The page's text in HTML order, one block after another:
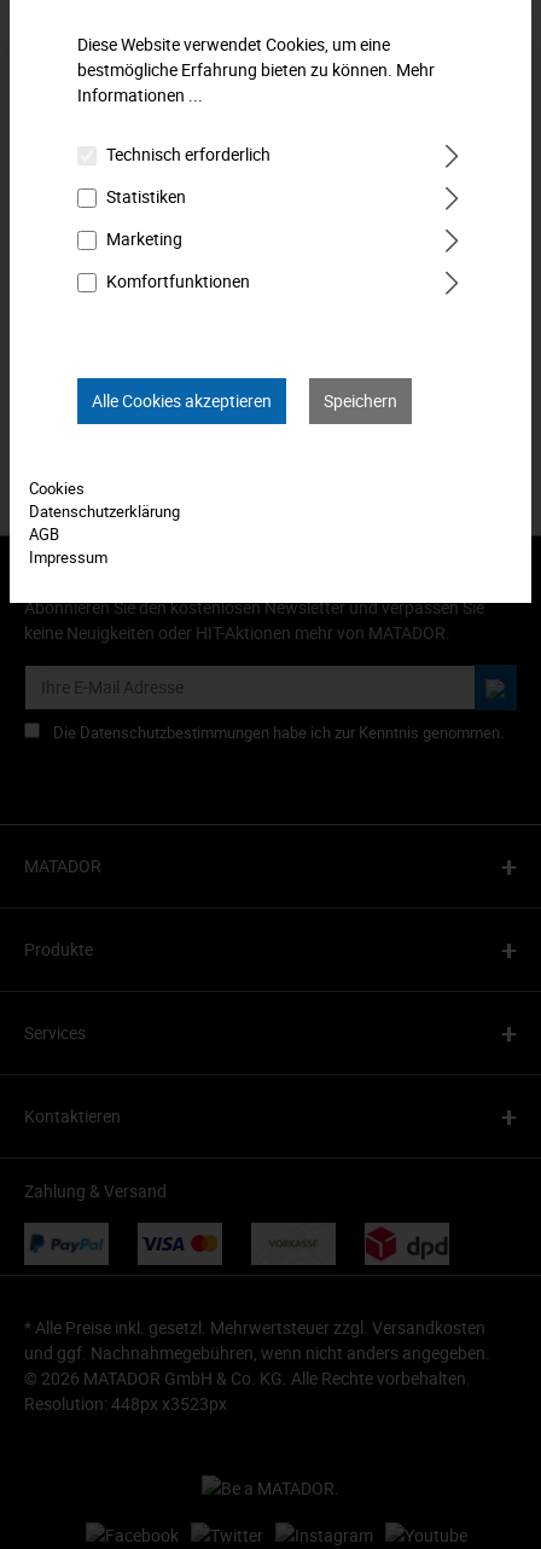
Beschreibung
Schlauchtülle AG, 1/4" , 6 mm. Die Nennweite beträgt 7,2
Downloads
Technische Daten
Produkt FAQs
Abonnieren Sie den kostenlosen Newsletter und verpassen Sie
keine Neuigkeiten oder HIT-Aktionen mehr von MATADOR.
Die Datenschutzbestimmungen habe ich zur Kenntnis genommen.
MATADOR +
Produkte +
Services +
Kontaktieren +
Zahlung & Versand
* Alle Preise inkl. gesetzl. Mehrwertsteuer zzgl. Versandkosten
und ggf. Nachnahmegebühren, wenn nicht anders angegeben.
© 2026 MATADOR GmbH & Co. KG. Alle Rechte vorbehalten.
Resolution: 448px x3523px
Diese Website verwendet Cookies, um eine
bestmögliche Erfahrung bieten zu können. Mehr
Informationen ...
Technisch erforderlich
Statistiken
Marketing
Komfortfunktionen
Alle Cookies akzeptieren Speichern
Cookies
Datenschutzerklärung
AGB
Impressum